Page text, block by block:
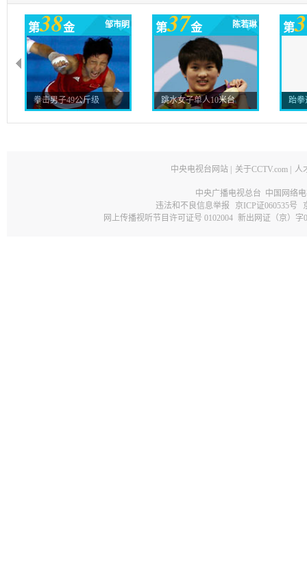
第38金 邹市明
拳击男子49公斤级
第37金 陈若琳
跳水女子单人10米台
第
跆拳
中央电视台网站 关于CCTV.com 人
中央广播电视总台 中国网络
违法和不良信息举报
京ICP证060535号
网上传播视听节目许可证号 0102004 新出网证（京）